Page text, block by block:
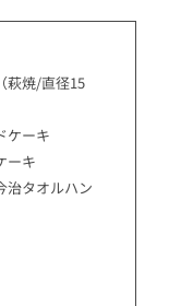
萩焼/直径15
ケーキ
ーキ
治タオルハン